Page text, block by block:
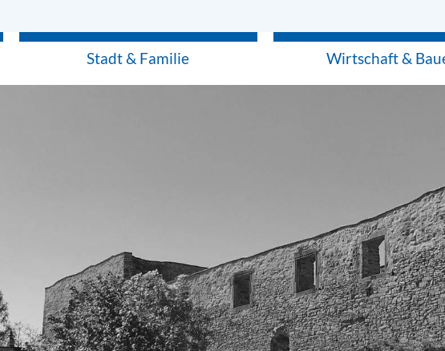
Stadt & Familie Wirtschaft &